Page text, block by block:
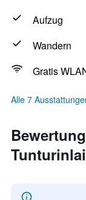
Aufzug
Wandern
Gratis
Alle 7